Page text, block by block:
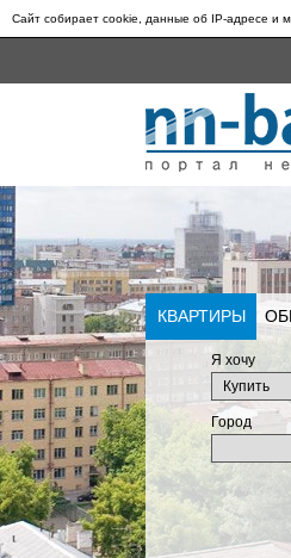
Сайт собирает cookie, данные об IP-адресе и
КВАРТИРЫ
Я хочу
Город